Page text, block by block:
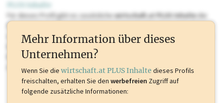
PLUS Inhalte
Für dieses Profil gibt es zusätzlichewirtschaft.at PLUS Inhaltedie
Sie momentan nicht einsehen können. Schalten Sie dieses Profil frei
oder loggen Sie sich ein um diese Inhalte zu sehen. wirtschaft.at PLUS
Marken, Patente, Rechtstatsachen, OTS-Aussendungen, und viele
mehr.
Mehr Information über dieses
Unternehmen?
Wenn Sie die wirtschaft.at PLUS Inhalte dieses Profils
freischalten, erhalten Sie den werbefreien Zugriff auf
folgende zusätzliche Informationen: